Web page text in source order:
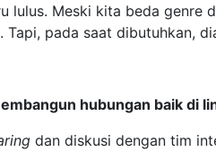
lulus. Meski kita beda genre
Tapi, pada saat dibutuhkan,
hubungan baik di
dan diskusi dengan tim